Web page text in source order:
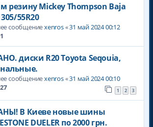
резину Mickey Thompson Baja
305/55R20
сообщениеxenros«31 май 2024 00:12
1
диски R20 Toyota Seqouia,
сообщениеxenros«31 май 2024 00:10
27 1 2 3
В Киеве новые шины
DUELER по 2000 грн.